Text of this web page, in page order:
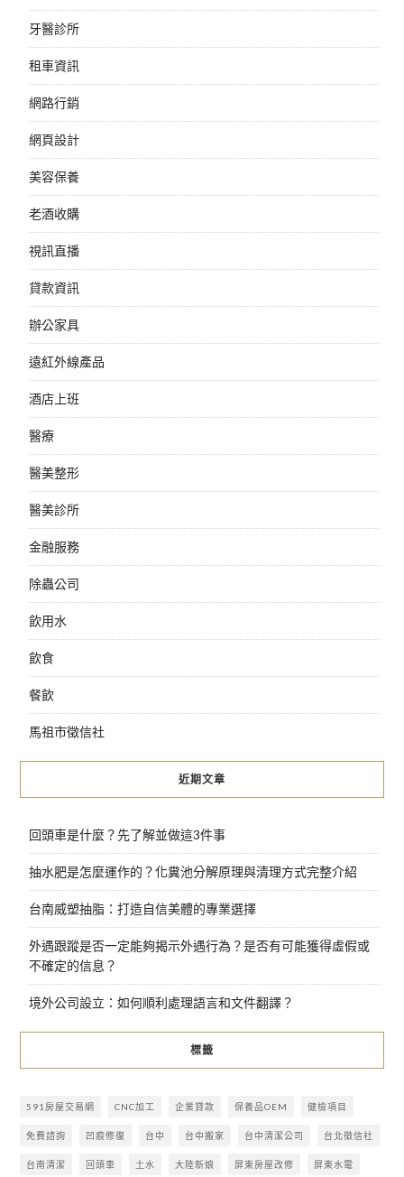
牙醫診所
租車資訊
網路行銷
網頁設計
美容保養
老酒收購
視訊直播
貸款資訊
辦公家具
遠紅外線產品
酒店上班
醫療
醫美整形
醫美診所
金融服務
除蟲公司
飲用水
飲食
餐飲
馬祖市徵信社
近期文章
回頭車是什麼？先了解並做這3件事
抽水肥是怎麼運作的？化糞池分解原理與清理方式完整介紹
台南威塑抽脂：打造自信美體的專業選擇
外遇跟蹤是否一定能夠揭示外遇行為？是否有可能獲得虛假或
不確定的信息？
境外公司設立：如何順利處理語言和文件翻譯？
標籤
591房屋交易網 CNC加工 企業貸款 保養品OEM 健檢項目
免費諮詢 凹痕修復 台中 台中搬家 台中清潔公司 台北徵信社
台南清潔 回頭車 土水 大陸新娘 屏東房屋改修 屏東水電